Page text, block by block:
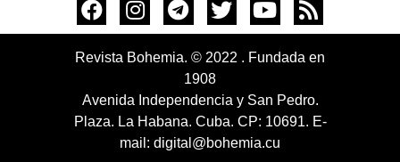
Revista Bohemia. © 2022 . Fundada en
1908
Avenida Independencia y San Pedro.
Plaza. La Habana. Cuba. CP: 10691. E-
mail: digital@bohemia.cu